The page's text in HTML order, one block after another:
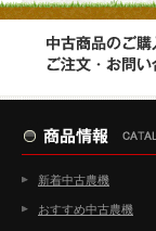
新着中古農機
おすすめ中古農機